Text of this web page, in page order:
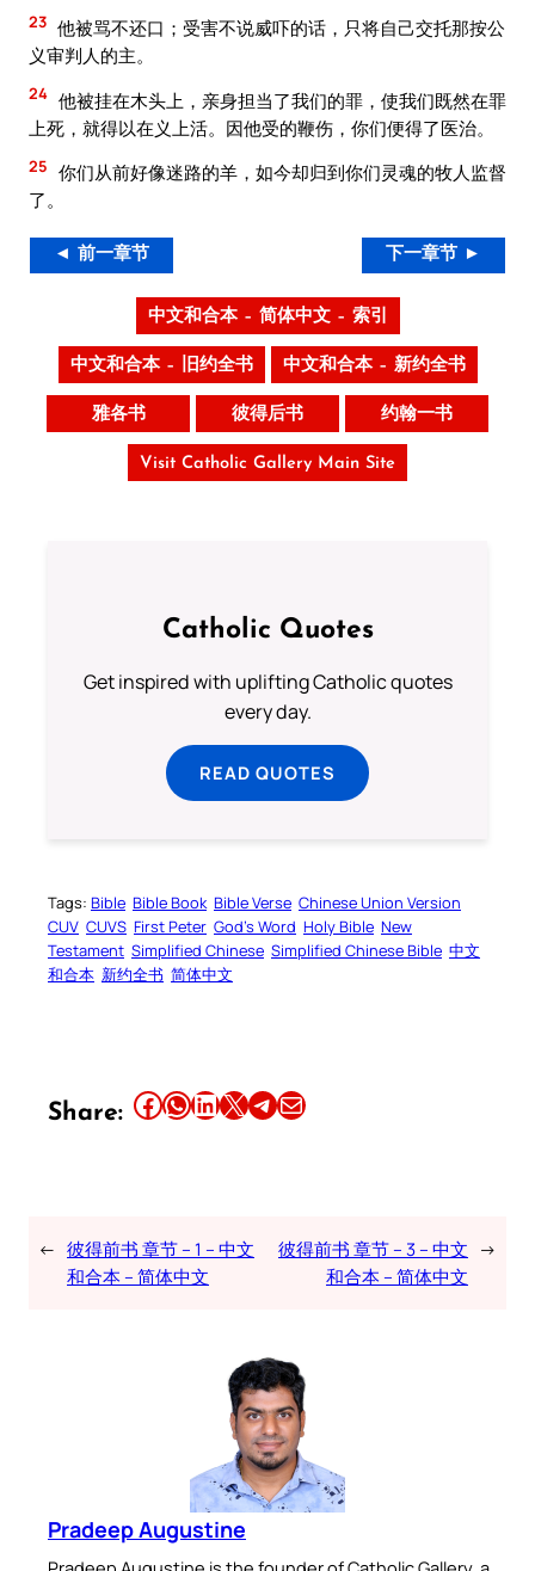
23 他被骂不还口；受害不说威吓的话，只将自己交托那按公
义审判人的主。
24 他被挂在木头上，亲身担当了我们的罪，使我们既然在罪
上死，就得以在义上活。因他受的鞭伤，你们便得了医治。
25 你们从前好像迷路的羊，如今却归到你们灵魂的牧人监督
了。
◄ 前一章节 下一章节 ►
中文和合本 – 简体中文 – 索引
中文和合本 – 旧约全书 中文和合本 – 新约全书
雅各书 彼得后书 约翰一书
Visit Catholic Gallery Main Site
Catholic Quotes
Get inspired with uplifting Catholic quotes
every day.
READ QUOTES
Tags: Bible Bible Book Bible Verse Chinese Union Version
CUV CUVS First Peter God’s Word Holy Bible New
Testament Simplified Chinese Simplified Chinese Bible 中文
和合本 新约全书 简体中文
Share: Share this article on Facebook Share this article on WhatsApp Share this article on LinkedIn Share this article on X Share this article on TelegramEmail this Article
← 彼得前书 章节 – 1 – 中文
和合本 – 简体中文
彼得前书 章节 – 3 – 中文
和合本 – 简体中文
→
Pradeep Augustine